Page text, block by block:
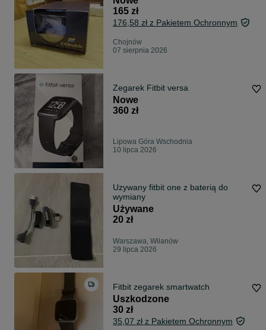
165 zł
176,58 zł z Pakietem Ochronnym
Chojnów
07 sierpnia 2026
Zegarek Fitbit versa
Nowe
360 zł
Lipowa Góra Wschodnia
10 lipca 2026
Uzywany fitbit one z baterią do
wymiany
Używane
20 zł
Warszawa, Wilanów
29 lipca 2026
Fitbit zegarek smartwatch
Uszkodzone
30 zł
35,07 zł z Pakietem Ochronnym